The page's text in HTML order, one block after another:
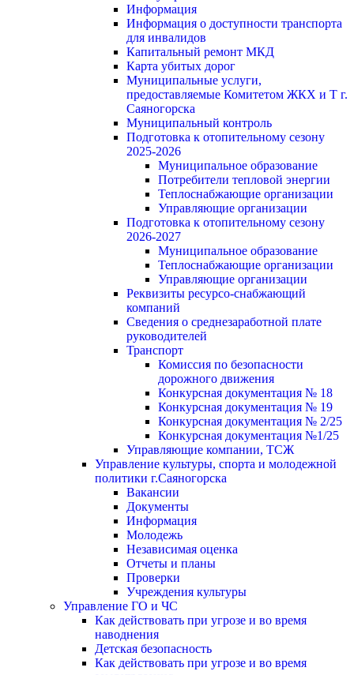
Информация
Информация о доступности транспорта
для инвалидов
Капитальный ремонт МКД
Карта убитых дорог
Муниципальные услуги,
предоставляемые Комитетом ЖКХ и Т г.
Саяногорска
Муниципальный контроль
Подготовка к отопительному сезону
2025-2026
Муниципальное образование
Потребители тепловой энергии
Теплоснабжающие организации
Управляющие организации
Подготовка к отопительному сезону
2026-2027
Муниципальное образование
Теплоснабжающие организации
Управляющие организации
Реквизиты ресурсо-снабжающий
компаний
Сведения о среднезаработной плате
руководителей
Транспорт
Комиссия по безопасности
дорожного движения
Конкурсная документация № 18
Конкурсная документация № 19
Конкурсная документация № 2/25
Конкурсная документация №1/25
Управляющие компании, ТСЖ
Управление культуры, спорта и молодежной
политики г.Саяногорска
Вакансии
Документы
Информация
Молодежь
Независимая оценка
Отчеты и планы
Проверки
Учреждения культуры
Управление ГО и ЧС
Как действовать при угрозе и во время
наводнения
Детская безопасность
Как действовать при угрозе и во время